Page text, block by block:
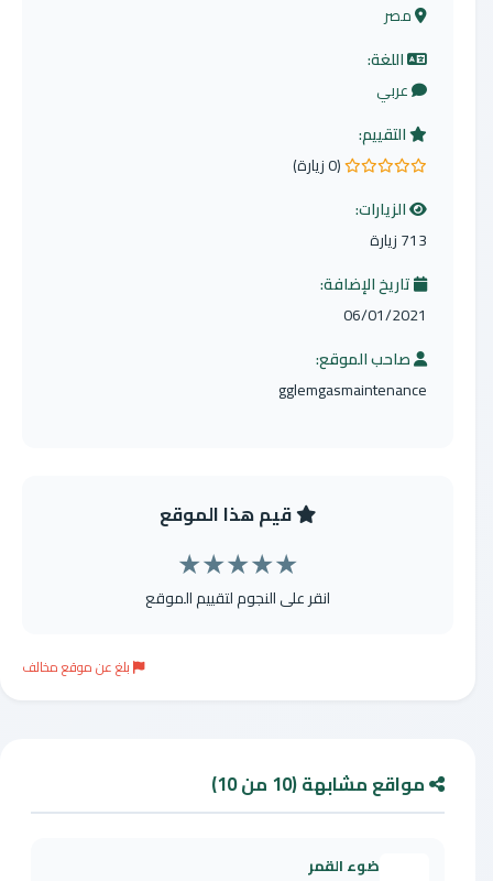
مصر
اللغة:
عربي
التقييم:
0.0 من 5 نجوم
(0 زيارة)
الزيارات:
713 زيارة
تاريخ الإضافة:
06/01/2021
صاحب الموقع:
gglemgasmaintenance
قيم هذا الموقع
★
★
★
★
★
انقر على النجوم لتقييم الموقع
بلغ عن موقع مخالف
مواقع مشابهة (10 من 10)
ضوء القمر